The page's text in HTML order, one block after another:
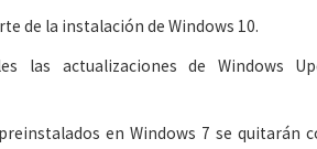
de la instalación de Windows 10.
las actualizaciones de Windows
en Windows 7 se quitarán